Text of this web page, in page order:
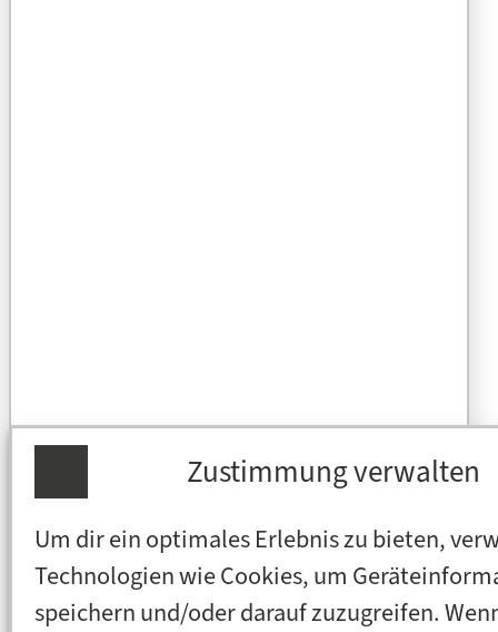
Zustimmung verwalten
Um dir ein optimales Erlebnis zu bieten,
Technologien wie Cookies, um
speichern und/oder darauf zuzugreifen.